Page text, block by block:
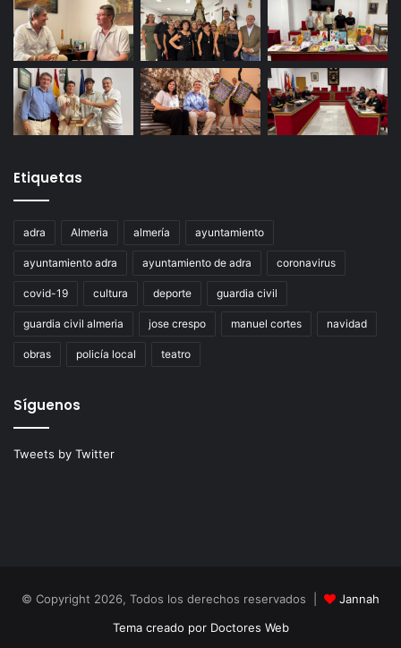
Etiquetas
adra Almeria almería ayuntamiento
ayuntamiento adra ayuntamiento de adra coronavirus
covid-19 cultura deporte guardia civil
guardia civil almeria jose crespo manuel cortes navidad
obras policía local teatro
Síguenos
Tweets by Twitter
© Copyright 2026, Todos los derechos reservados |
Jannah
Tema creado por Doctores Web